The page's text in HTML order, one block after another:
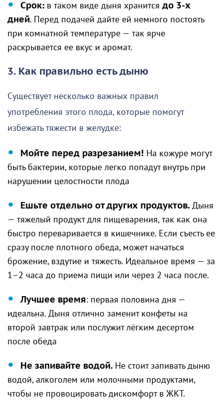
Срок: в таком виде дыня хранится до 3-х
дней. Перед подачей дайте ей немного постоять
при комнатной температуре — так ярче
раскрывается ее вкус и аромат.
3. Как правильно есть дыню
Существует несколько важных правил
употребления этого плода, которые помогут
избежать тяжести в желудке:
Мойте перед разрезанием! На кожуре могут
быть бактерии, которые легко попадут внутрь при
нарушении целостности плода
Ешьте отдельно от других продуктов. Дыня
— тяжелый продукт для пищеварения, так как она
быстро переваривается в кишечнике. Если съесть ее
сразу после плотного обеда, может начаться
брожение, вздутие и тяжесть. Идеальное время — за
1–2 часа до приема пищи или через 2 часа после.
Лучшее время: первая половина дня —
идеальна. Дыня отлично заменит конфеты на
второй завтрак или послужит лёгким десертом
после обеда
Не запивайте водой. Не стоит запивать дыню
водой, алкоголем или молочными продуктами,
чтобы не провоцировать дискомфорт в ЖКТ.